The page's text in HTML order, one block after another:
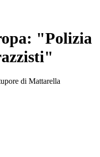
"Polizia
di Mattarella